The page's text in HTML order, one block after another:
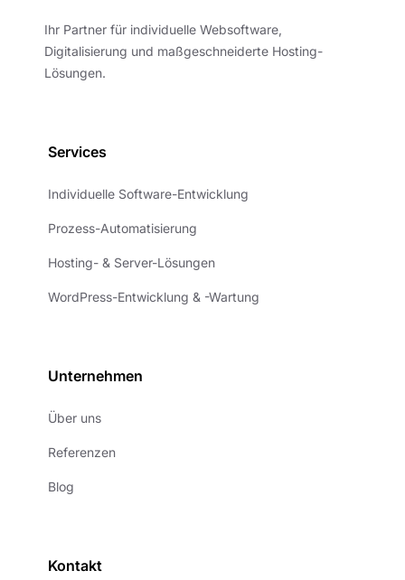
Ihr Partner für individuelle Websoftware,
Digitalisierung und maßgeschneiderte Hosting-
Lösungen.
Services
Individuelle Software-Entwicklung
Prozess-Automatisierung
Hosting- & Server-Lösungen
WordPress-Entwicklung & -Wartung
Unternehmen
Über uns
Referenzen
Blog
Kontakt